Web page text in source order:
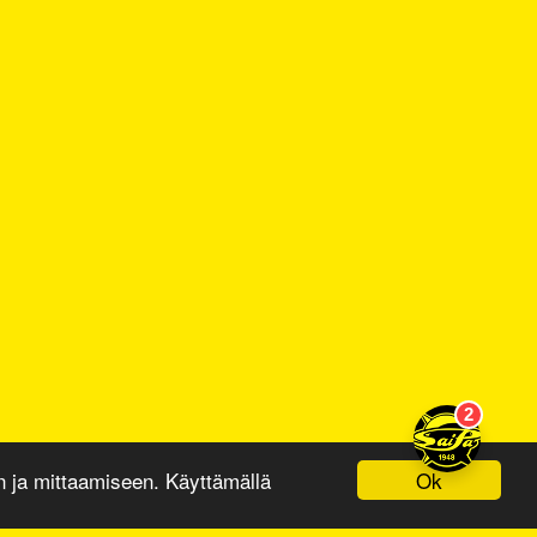
Ok
ja mittaamiseen. Käyttämällä